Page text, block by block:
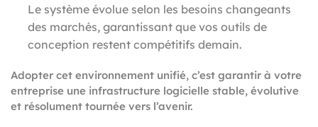
Le système évolue selon les besoins changeants
des marchés, garantissant que vos outils de
conception restent compétitifs demain.
Adopter cet environnement unifié, c’est garantir à votre
entreprise une infrastructure logicielle stable, évolutive
et résolument tournée vers l’avenir.